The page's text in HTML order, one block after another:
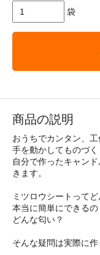
袋
商品の説明
おうちでカンタン、
手を動かしてものづく
自分で作ったキャン
きます。
ミツロウシートって
本当に簡単にできるの
どんな匂い？
そんな疑問は実際に